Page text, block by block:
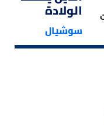
الولادة
سوشيال